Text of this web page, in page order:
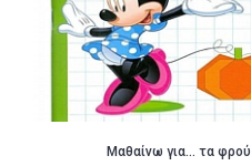
Μαθαίνω για... τα